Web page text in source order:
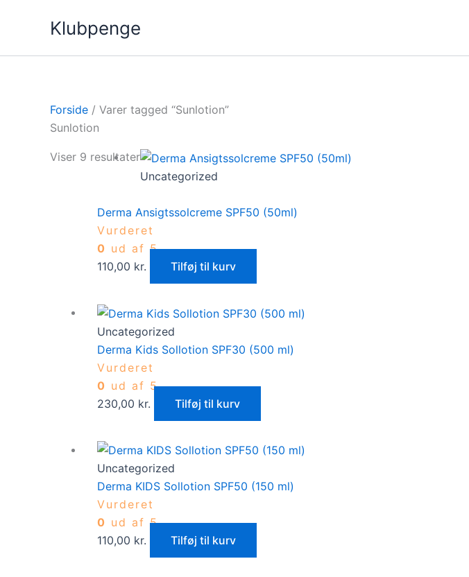
Klubpenge
Forside / Varer tagged “Sunlotion”
Sunlotion
Viser 9 resultater
Uncategorized
Derma Ansigtssolcreme SPF50 (50ml)
Vurderet
0 ud af 5
110,00 kr. Tilføj til kurv
Uncategorized
Derma Kids Sollotion SPF30 (500 ml)
Vurderet
0 ud af 5
230,00 kr. Tilføj til kurv
Uncategorized
Derma KIDS Sollotion SPF50 (150 ml)
Vurderet
0 ud af 5
110,00 kr. Tilføj til kurv